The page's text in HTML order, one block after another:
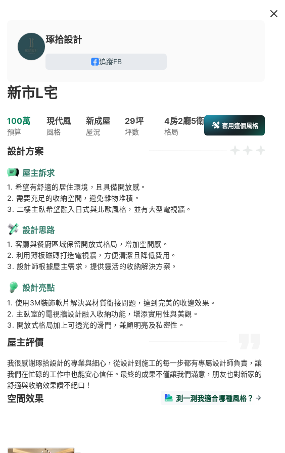
琢拾設計
追蹤FB
新市L宅
100萬
預算
現代風
風格
新成屋
屋況
29坪
坪數
4房2廳5衛
格局
套用這個風格
設計方案
屋主訴求
1. 希望有舒適的居住環境，且具備開放感。
2. 需要充足的收納空間，避免雜物堆積。
3. 二樓主臥希望融入日式與北歐風格，並有大型電視牆。
設計思路
1. 客廳與餐廚區域保留開放式格局，增加空間感。
2. 利用薄板磁磚打造電視牆，方便清潔且降低費用。
3. 設計師根據屋主需求，提供靈活的收納解決方案。
設計亮點
1. 使用3M裝飾軟片解決異材質銜接問題，達到完美的收邊效果。
2. 主臥室的電視牆設計融入收納功能，增添實用性與美觀。
3. 開放式格局加上可透光的滑門，兼顧明亮及私密性。
屋主評價
我很感謝琢拾設計的專業與細心，從設計到施工的每一步都有專屬設計師負責，讓
我們在忙碌的工作中也能安心信任。最終的成果不僅讓我們滿意，朋友也對新家的
舒適與收納效果讚不絕口！
空間效果 測一測我適合哪種風格？